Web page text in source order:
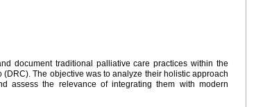
document traditional palliative care practices within the
The objective was to analyze their holistic approach
assess the relevance of integrating them with modern